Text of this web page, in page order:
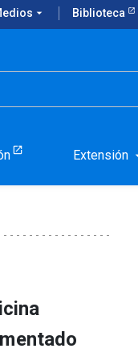
arrow_drop_down Biblioteca
Extensión
el